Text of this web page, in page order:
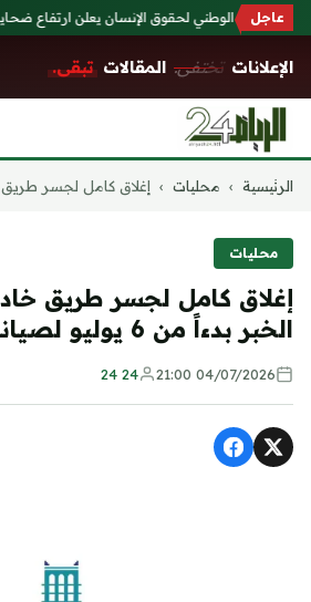
عاجل
المجلس الوطني لحقوق الإنسان يعلن ارتفاع ضحايا
الإعلانات تختفي. المقالات تبقى.
التجاوز
الرئيسية › محليات › إغلاق كامل لجسر
محليات
إغلاق كامل لجسر طريق
الخبر بدءاً من 6 يوليو لصيانة شاملة
04/07/2026 21:00
24 24